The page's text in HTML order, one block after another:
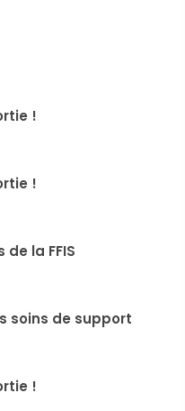
!
!
la FFIS
soins de support
!